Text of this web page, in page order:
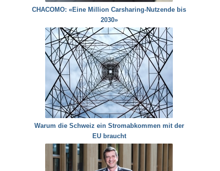
CHACOMO: «Eine Million Carsharing-Nutzende bis
2030»
Warum die Schweiz ein Stromabkommen mit der
EU braucht